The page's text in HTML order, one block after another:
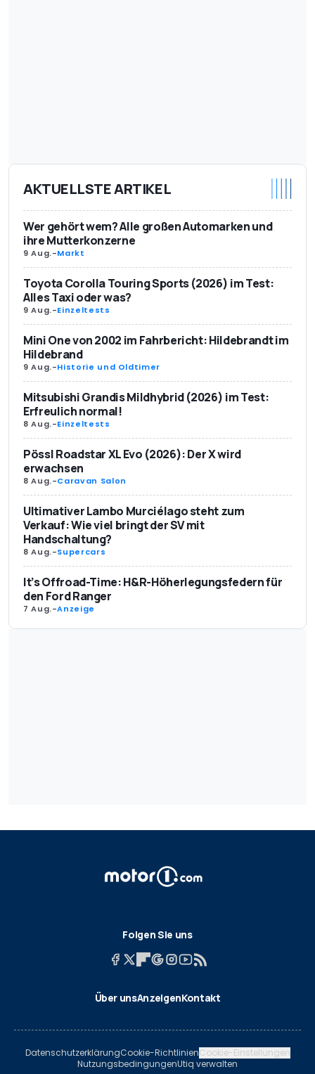
AKTUELLSTE ARTIKEL
Wer gehört wem? Alle großen Automarken und
ihre Mutterkonzerne
9 Aug.-Markt
Toyota Corolla Touring Sports (2026) im Test:
Alles Taxi oder was?
9 Aug.-Einzeltests
Mini One von 2002 im Fahrbericht: Hildebrandt im
Hildebrand
9 Aug.-Historie und Oldtimer
Mitsubishi Grandis Mildhybrid (2026) im Test:
Erfreulich normal!
8 Aug.-Einzeltests
Pössl Roadstar XL Evo (2026): Der X wird
erwachsen
8 Aug.-Caravan Salon
Ultimativer Lambo Murciélago steht zum
Verkauf: Wie viel bringt der SV mit
Handschaltung?
8 Aug.-Supercars
It’s Offroad-Time: H&R-Höherlegungsfedern für
den Ford Ranger
7 Aug.-Anzeige
Folgen Sie uns
Über unsAnzeigenKontakt
DatenschutzerklärungCookie-RichtlinienCookie-Einstellungen
NutzungsbedingungenUtiq verwalten